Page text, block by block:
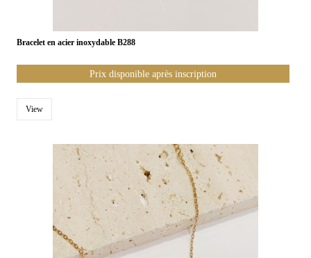
Bracelet en acier inoxydable B288
Prix disponible après inscription
View